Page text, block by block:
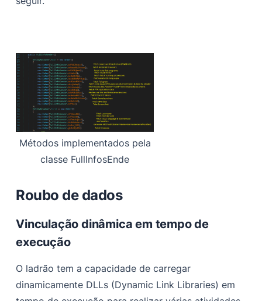
Métodos implementados pela
classe FullInfosEnde
Roubo de dados
Vinculação dinâmica em tempo de
execução
O ladrão tem a capacidade de carregar
dinamicamente DLLs (Dynamic Link Libraries) em